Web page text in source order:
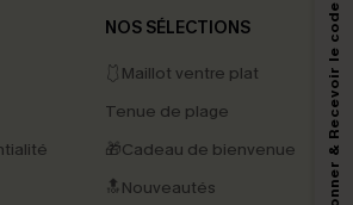
NOS SÉLECTIONS
🩱Maillot ventre plat
Tenue de plage
🎁Cadeau de bienvenue
🔝Nouveautés
contenu généré par l'IA) de Cupshe et
collectées sur notre site ainsi que des
ouverts, de mesurer votre engagement, de
S'abonner & Recevoir le code